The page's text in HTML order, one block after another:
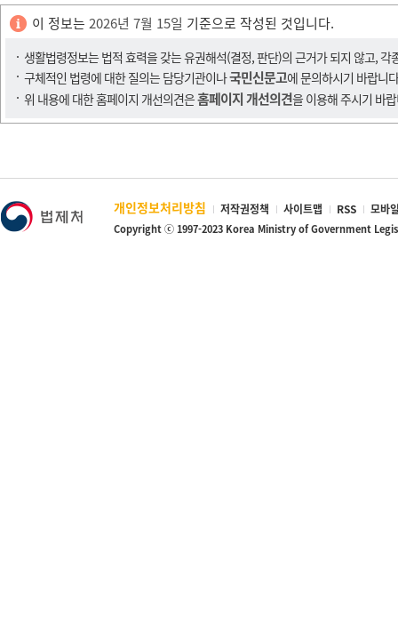
이 정보는 2026년 7월 15일 기준으로 작성된 것입니다.
생활법령정보는 법적 효력을 갖는 유권해석(결정, 판단)의 근거가 되지 않고,
구체적인 법령에 대한 질의는 담당기관이나국민신문고에 문의하시기 바랍니
위 내용에 대한 홈페이지 개선의견은홈페이지 개선의견을 이용해 주시기 바
개인정보처리방침 저작권정책 사이트맵 RSS 모바
Copyright ⓒ 1997-2023 Korea Ministry of Government